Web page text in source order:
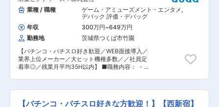
業務
ャリアパス： このポジションでは、まずは簡体字
チェッカーとしての専門知識を深め、品質評価や
翻訳監修のスキルを磨くことができます。将来的
には、プロジェクトのリーダーとして、より大き
な責任を持つ役割にステップアップすることが可
能です。 ■企業の特徴／魅力： 同社は、ゲーム
業界での豊富な経験と実績を持ち、安定した企業
基盤のもとで働くことができます。年間休日125
日やリフレッシュ休暇など、充実した休暇制度が
が整っています。また、独身寮や社宅、各種保険
制度、退職年金制度など、福利厚生も充実してい
制を導入しており、柔軟な働き方が可能です。長
における英語チェッカーとして活動します。具体
的には、外部ベンダーから納品された翻訳物の品
質チェックやLQA（Linguistic Quality
Assurance）を担当します。さらに、海外レーテ
ィングの取得や部材作成など、ローカライズに関
わる多岐にわたる業務に携わっていただきます。
■職務詳細： - 外部ベンダーより納品された翻訳
物の品質チェックおよびLQA - 英語のローカライ
ズ作業に関連する業務（海外レーティング取得、
部材作成など） - 複数の翻訳者を統括し、全体の
行い、プロジェクト全体の統括 ■組織体制： 同
業種 / 職種
ゲーム・アミューズメント・エンタメ ,
デバック 評価・デバッグ
年収
300万円~649万円
勤務地
茨城県つくば市竹園
【パチンコ・パチスロ好き歓迎／WEB面接導入／
業界上位メーカー／大ヒット機種多数／／社員定
着率◎／残業月平均35H以内】 ■職務内容： ・商
的には映像・システムのチェック管理者として、
最終試験を実施していただきます。 また、表現・
【パチンコ・パチスロ好きな方歓迎！】【西新宿】